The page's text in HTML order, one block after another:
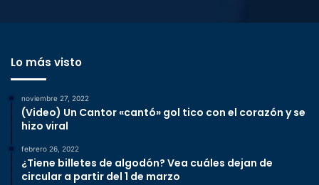
Lo más visto
noviembre 27, 2022
(Video) Un Cantor «cantó» gol tico con el corazón y se
hizo viral
febrero 26, 2022
¿Tiene billetes de algodón? Vea cuáles dejan de
circular a partir del 1 de marzo